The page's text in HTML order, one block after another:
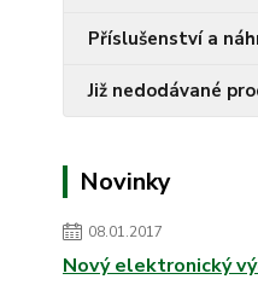
Příslušenství a
Již nedodávané
Novinky
08.01.2017
Nový elektronický